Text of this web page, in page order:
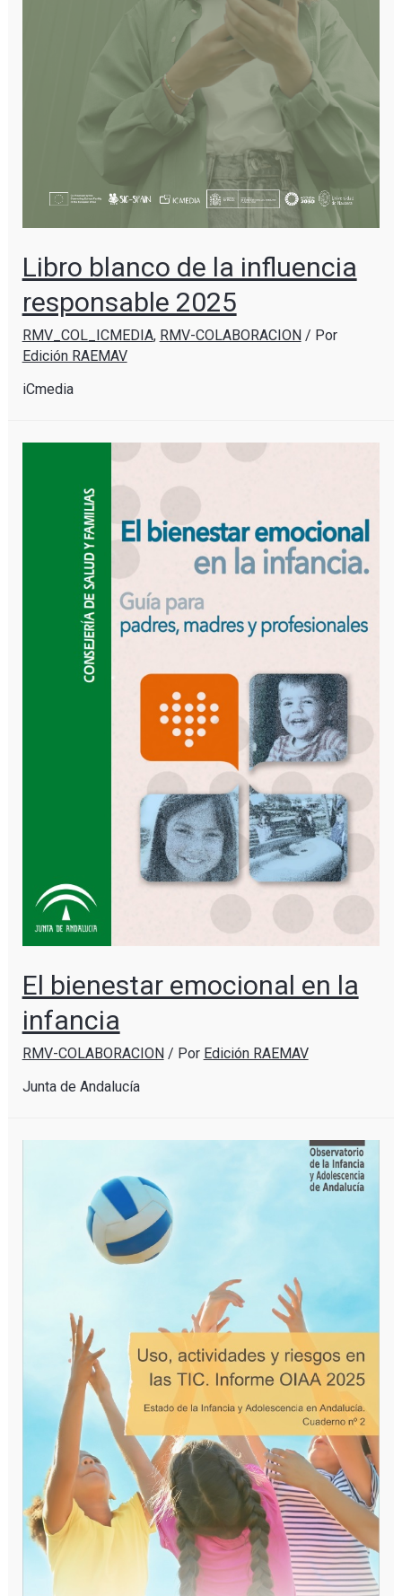
Libro blanco de la influencia
responsable 2025
RMV_COL_ICMEDIA, RMV-COLABORACION/ Por
Edición RAEMAV
iCmedia
El bienestar emocional en la
infancia
RMV-COLABORACION / Por Edición RAEMAV
Junta de Andalucía